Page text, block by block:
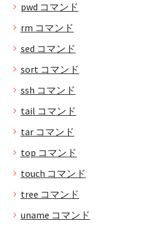
pwd コマンド
rm コマンド
sed コマンド
sort コマンド
ssh コマンド
tail コマンド
tar コマンド
top コマンド
touch コマンド
tree コマンド
uname コマンド